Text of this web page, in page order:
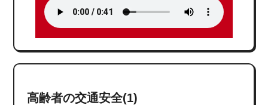
高齢者の交通安全(1)